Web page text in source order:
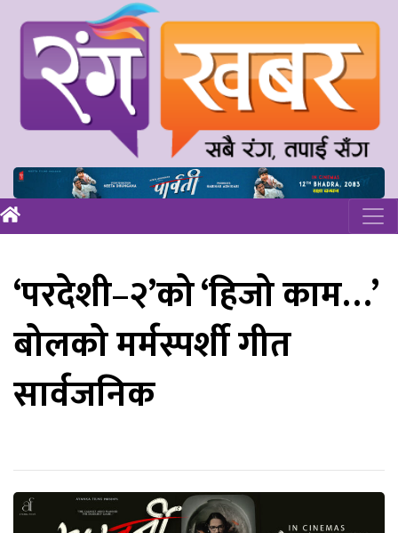
‘परदेशी–२’को ‘हिजो काम…’
बोलको मर्मस्पर्शी गीत
सार्वजनिक